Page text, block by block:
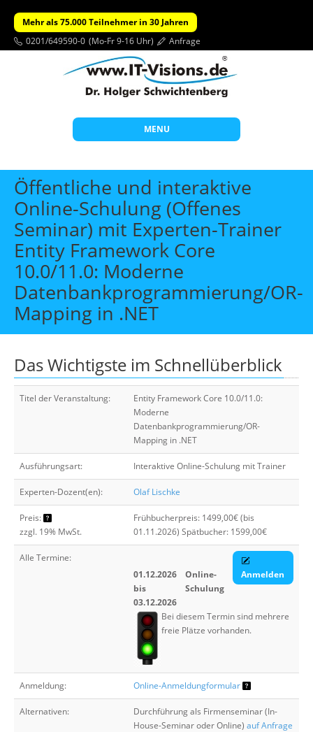
Mehr als 75.000 Teilnehmer in 30 Jahren
0201/649590-0 (Mo-Fr 9-16 Uhr) Anfrage
MENU
Start
Themen
Beratung
Individuelle Schulungen
Offene Seminare
Wissen
Über uns
Öffentliche und interaktive
Online-Schulung (Offenes
Seminar) mit Experten-Trainer
Entity Framework Core
10.0/11.0: Moderne
Datenbankprogrammierung/OR-
Mapping in .NET
Das Wichtigste im Schnellüberblick
Titel der Veranstaltung:
Entity Framework Core 10.0/11.0:
Moderne
Datenbankprogrammierung/OR-
Mapping in .NET
Ausführungsart: Interaktive Online-Schulung mit Trainer
Experten-Dozent(en): Olaf Lischke
Preis:
zzgl. 19% MwSt.
Frühbucherpreis: 1499,00€ (bis
01.11.2026) Spätbucher: 1599,00€
Alle Termine:
01.12.2026
bis
03.12.2026
Online-
Schulung
Anmelden
Bei diesem Termin sind mehrere
freie Plätze vorhanden.
Anmeldung: Online-Anmeldungformular
Alternativen:
Durchführung als Firmenseminar (In-
House-Seminar oder Online) auf Anfrage